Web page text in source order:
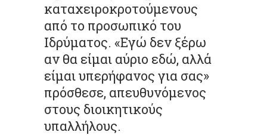
καταχειροκροτούμενους
από το προσωπικό του
Ιδρύματος. «Εγώ δεν ξέρω
αν θα είμαι αύριο εδώ, αλλά
είμαι υπερήφανος για σας»
πρόσθεσε, απευθυνόμενος
στους διοικητικούς
υπαλλήλους.